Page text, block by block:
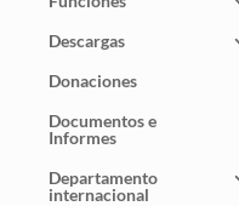
Descargas
Donaciones
Documentos e
Informes
Departamento
internacional